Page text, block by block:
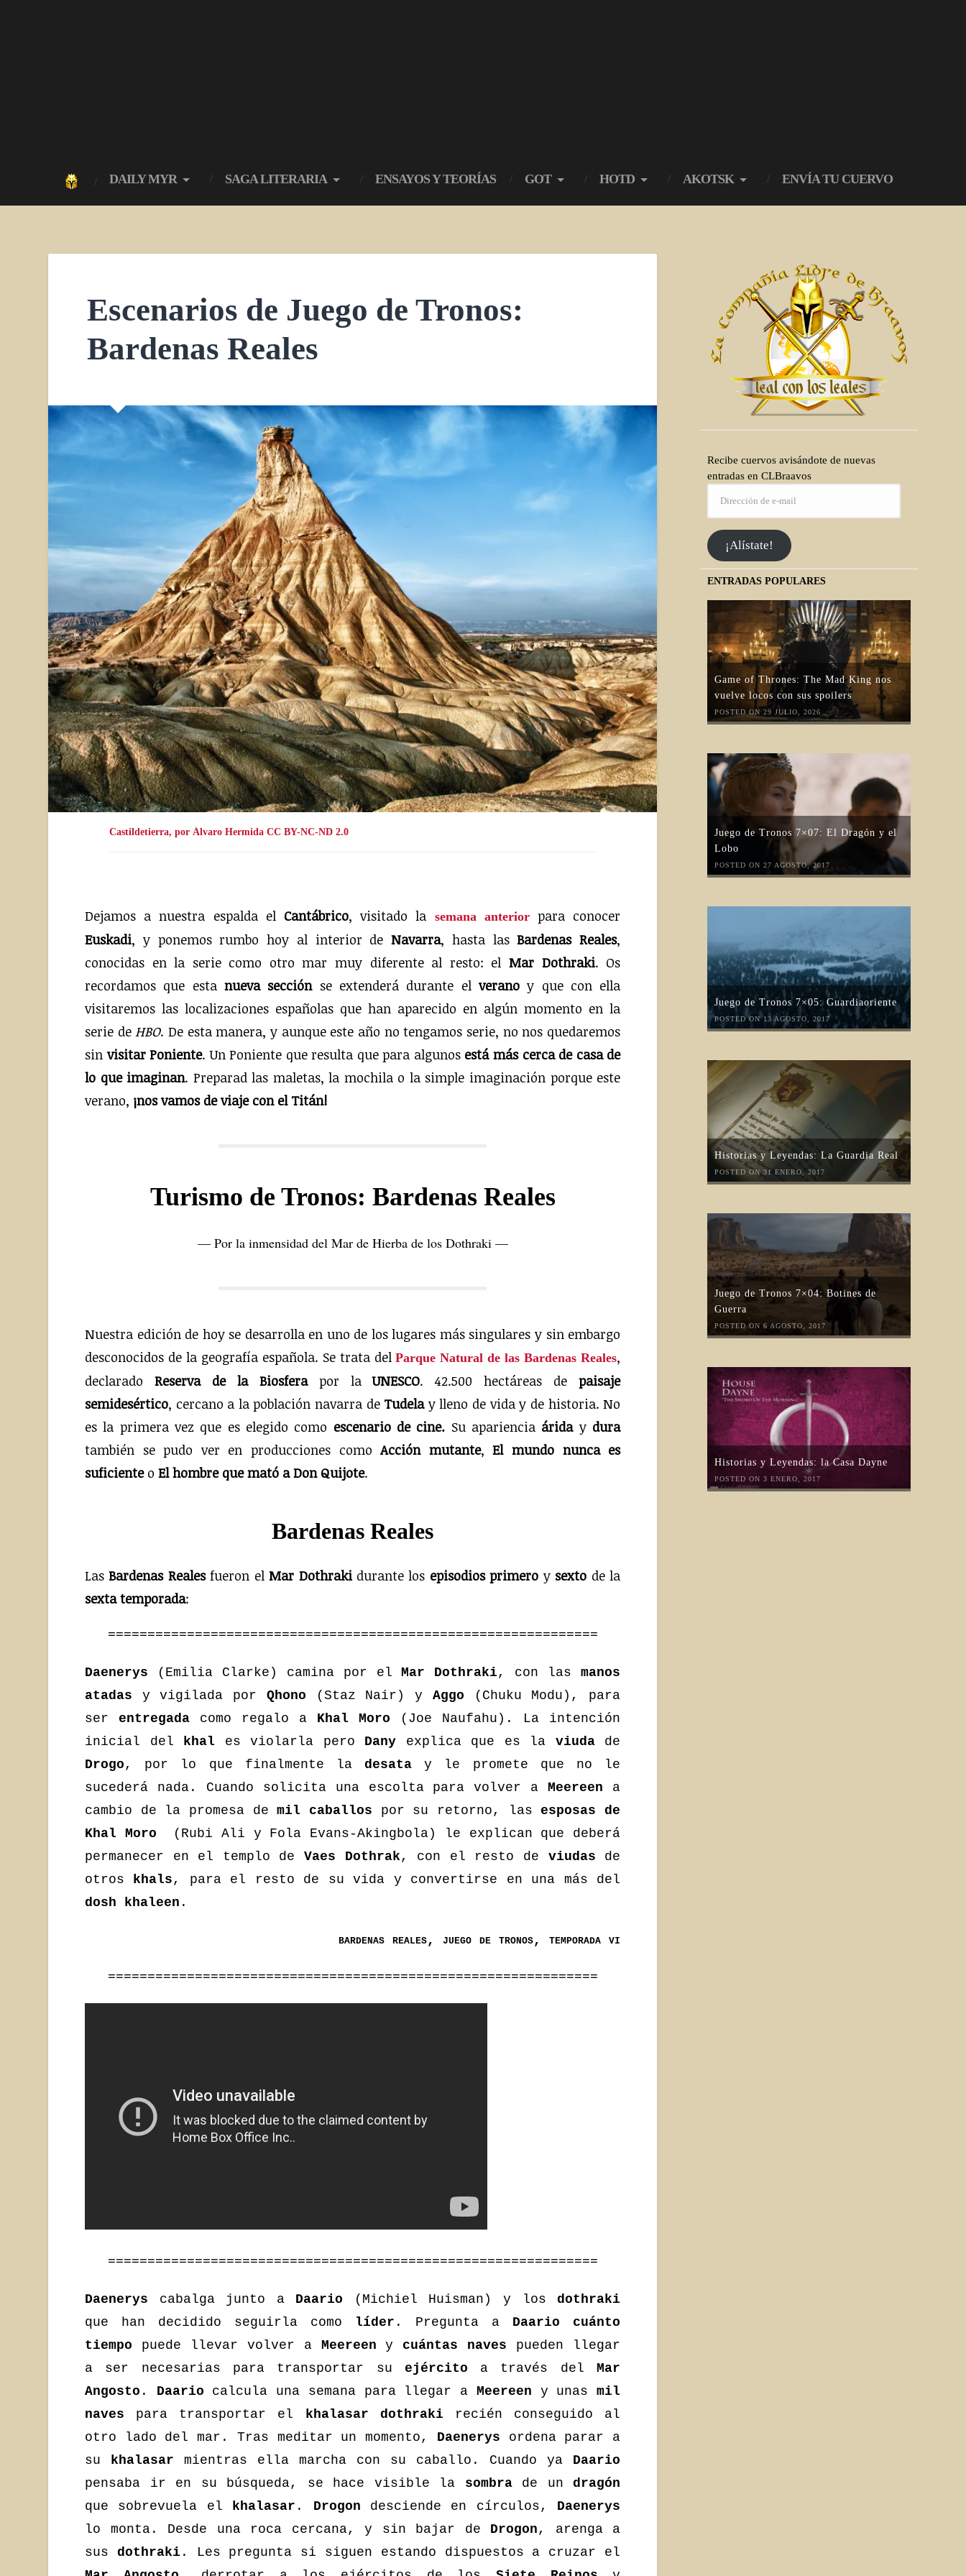
DAILY MYR SAGA LITERARIA ENSAYOS Y TEORÍAS GOT HOTD AKOTSK ENVÍA TU CUERVO
Escenarios de Juego de Tronos:
Bardenas Reales
Castildetierra, por Álvaro Hermida CC BY-NC-ND 2.0
Dejamos a nuestra espalda el Cantábrico, visitado la semana anteriorpara conocer
Euskadi, y ponemos rumbo hoy al interior deNavarra, hasta lasBardenas Reales,
conocidas en la serie como otro mar muy diferente al resto: el Mar Dothraki. Os
recordamos que esta nueva secciónse extenderá durante el veranoy que con ella
visitaremos las localizaciones españolas que han aparecido en algún momento en la
serie de HBO. De esta manera, y aunque este año no tengamos serie, no nos quedaremos
sin visitar Poniente. Un Poniente que resulta que para algunos está más cerca de casa de
lo que imaginan. Preparad las maletas, la mochila o la simple imaginación porque este
verano, ¡nos vamos de viaje con el Titán!
Turismo de Tronos: Bardenas Reales
— Por la inmensidad del Mar de Hierba de los Dothraki —
Nuestra edición de hoy se desarrolla en uno de los lugares más singulares y sin embargo
desconocidos de la geografía española. Se trata delParque Natural de las Bardenas Reales,
declarado Reserva de la Biosferapor laUNESCO. 42.500 hectáreas depaisaje
semidesértico, cercano a la población navarra de Tudelay lleno de vida y de historia. No
es la primera vez que es elegido como escenario de cine. Su apariencia áriday dura
también se pudo ver en producciones comoAcción mutante,El mundo nunca es
suficienteo El hombre que mató a Don Quijote.
Bardenas Reales
LasBardenas Realesfueron elMar Dothrakidurante los episodios primero y sexto de la
sexta temporada:
==============================================================
Daenerys (Emilia Clarke) camina por elMar Dothraki, con lasmanos
atadas y vigilada por Qhono (Staz Nair) y Aggo (Chuku Modu), para
ser entregada como regalo a Khal Moro (Joe Naufahu). La intención
inicial del khal es violarla pero Dany explica que es la viudade
Drogo, por lo que finalmente ladesata y le promete que no le
sucederá nada. Cuando solicita una escolta para volver a Meereen a
cambio de la promesa demil caballos por su retorno, las esposas de
Khal Moro (Rubi Ali y Fola Evans-Akingbola) le explican que deberá
permanecer en el templo de Vaes Dothrak, con el resto de viudas de
otros khals, para el resto de su vida y convertirse en una más del
dosh khaleen .
bardenas reales, juego de tronos, temporada vi
==============================================================
==============================================================
Daenerys cabalga junto aDaario (Michiel Huisman) y losdothraki
que han decidido seguirla como líder . Pregunta a Daario
cuánto
tiempo puede llevar volver a Meereen y cuántas naves pueden llegar
a ser necesarias para transportar su ejército a través delMar
Angosto . Daario calcula una semana para llegar a Meereen y unasmil
naves para transportar el khalasar dothraki recién conseguido al
otro lado del mar. Tras meditar un momento, Daenerys ordena parar a
su khalasar mientras ella marcha con su caballo. Cuando ya Daario
pensaba ir en su búsqueda, se hace visible la sombrade undragón
que sobrevuela el khalasar . Drogon desciende en círculos, Daenerys
lo monta. Desde una roca cercana, y sin bajar de Drogon, arenga a
sus dothraki . Les pregunta si siguen estando dispuestos a cruzar el
Recibe cuervos avisándote de nuevas
entradas en CLBraavos
¡Alístate!
ENTRADAS POPULARES
Game of Thrones: The Mad King nos
vuelve locos con sus spoilers
POSTED ON 29 JULIO, 2026
Juego de Tronos 7×07: El Dragón y el
Lobo
POSTED ON 27 AGOSTO, 2017
Juego de Tronos 7×05: Guardiaoriente
POSTED ON 13 AGOSTO, 2017
Historias y Leyendas: La Guardia Real
POSTED ON 31 ENERO, 2017
Juego de Tronos 7×04: Botines de
Guerra
POSTED ON 6 AGOSTO, 2017
Historias y Leyendas: la Casa Dayne
POSTED ON 3 ENERO, 2017